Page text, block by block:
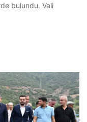
bulundu. Vali